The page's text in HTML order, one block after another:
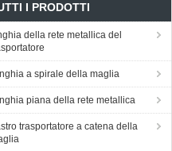
I PRODOTTI
della rete metallica del
a spirale della maglia
piana della rete metallica
trasportatore a catena della